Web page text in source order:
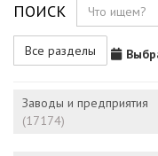
ПОИСК
Все разделы
Заводы и предприятия
(17174)